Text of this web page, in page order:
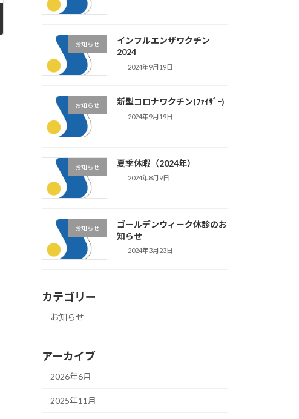
お知らせ
インフルエンザワクチン
2024
2024年9月19日
お知らせ 新型コロナワクチン(ﾌｧｲｻﾞｰ)
2024年9月19日
お知らせ 夏季休暇（2024年）
2024年8月9日
お知らせ
ゴールデンウィーク休診のお
知らせ
2024年3月23日
カテゴリー
お知らせ
アーカイブ
2026年6月
2025年11月